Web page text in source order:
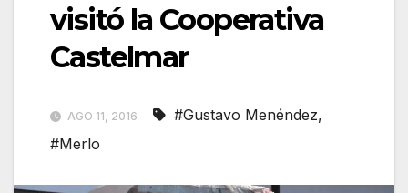
visitó la Cooperativa
Castelmar
AGO 11, 2016 #Gustavo Menéndez,
#Merlo